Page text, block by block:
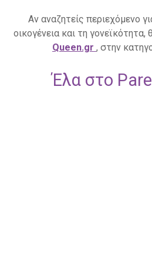
Αν αναζητείς περιεχόμενο
οικογένεια και τη
Queen.gr , στην
Έλα στο